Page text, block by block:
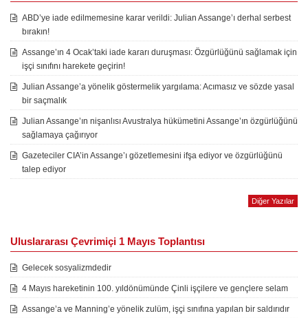
ABD’ye iade edilmemesine karar verildi: Julian Assange’ı derhal serbest
bırakın!
Assange’ın 4 Ocak’taki iade kararı duruşması: Özgürlüğünü sağlamak için
işçi sınıfını harekete geçirin!
Julian Assange’a yönelik göstermelik yargılama: Acımasız ve sözde yasal
bir saçmalık
Julian Assange’ın nişanlısı Avustralya hükümetini Assange’ın özgürlüğünü
sağlamaya çağırıyor
Gazeteciler CIA’in Assange’ı gözetlemesini ifşa ediyor ve özgürlüğünü
talep ediyor
Diğer Yazılar
Uluslararası Çevrimiçi 1 Mayıs Toplantısı
Gelecek sosyalizmdedir
4 Mayıs hareketinin 100. yıldönümünde Çinli işçilere ve gençlere selam
Assange’a ve Manning’e yönelik zulüm, işçi sınıfına yapılan bir saldırıdır